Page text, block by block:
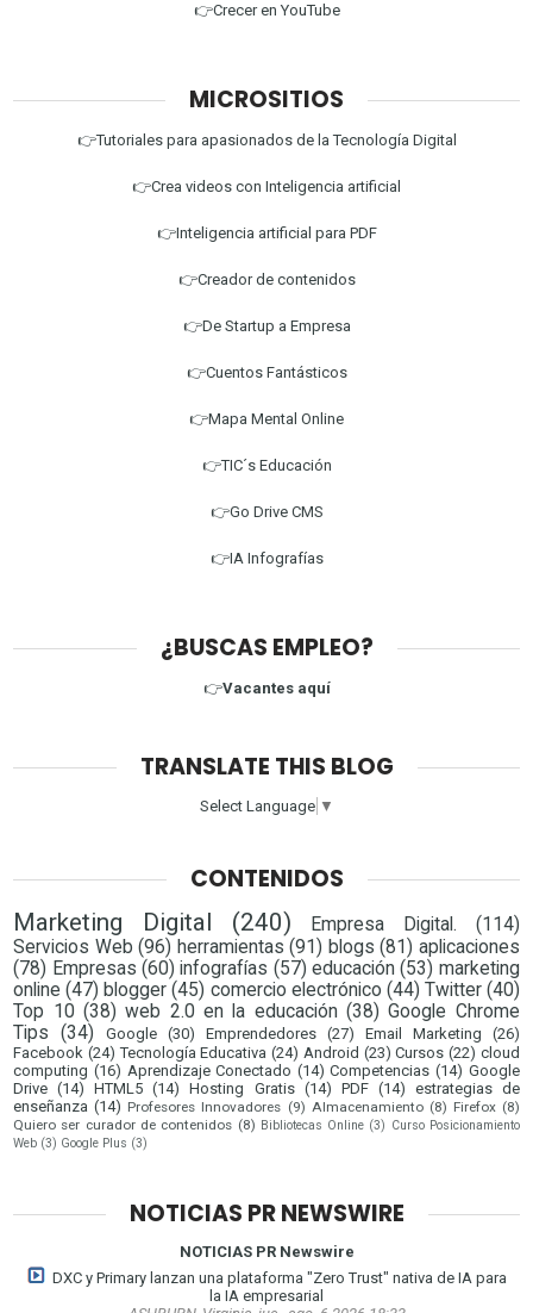
👉Crecer en YouTube
MICROSITIOS
👉Tutoriales para apasionados de la Tecnología Digital
👉Crea videos con Inteligencia artificial
👉Inteligencia artificial para PDF
👉Creador de contenidos
👉De Startup a Empresa
👉Cuentos Fantásticos
👉Mapa Mental Online
👉TIC´s Educación
👉Go Drive CMS
👉IA Infografías
¿BUSCAS EMPLEO?
👉Vacantes aquí
TRANSLATE THIS BLOG
Select Language ▼
CONTENIDOS
Marketing Digital (240) Empresa Digital.
(114)
Servicios Web (96) herramientas (91) blogs (81) aplicaciones
(78) Empresas (60) infografías (57) educación (53) marketing
online (47) blogger (45) comercio electrónico (44) Twitter (40)
Top 10 (38) web 2.0 en la educación (38) Google Chrome
Tips
(34) Google (30) Emprendedores (27) Email Marketing
(26)
Facebook (24) Tecnología Educativa (24) Android (23) Cursos (22) cloud
computing (16) Aprendizaje Conectado (14) Competencias (14) Google
Drive (14) HTML5 (14) Hosting Gratis (14) PDF (14) estrategias de
enseñanza (14) Profesores Innovadores (9) Almacenamiento (8) Firefox (8)
Quiero ser curador de contenidos (8) Bibliotecas Online (3) Curso Posicionamiento
Web (3) Google Plus (3)
NOTICIAS PR NEWSWIRE
NOTICIAS PR Newswire
DXC y Primary lanzan una plataforma "Zero Trust" nativa de IA para
la IA empresarial